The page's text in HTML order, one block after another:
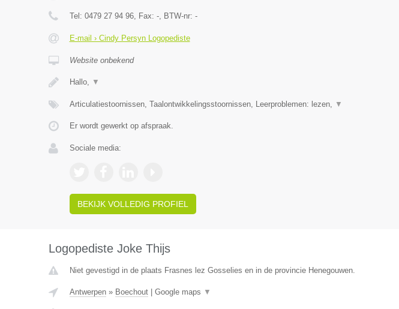
Tel: 0479 27 94 96, Fax: -, BTW-nr: -
E-mail › Cindy Persyn Logopediste
Website onbekend
Hallo, ▼
Articulatiestoornissen, Taalontwikkelingsstoornissen, Leerproblemen: lezen, ▼
Er wordt gewerkt op afspraak.
Sociale media:
BEKIJK VOLLEDIG PROFIEL
Logopediste Joke Thijs
Niet gevestigd in de plaats Frasnes lez Gosselies en in de provincie Henegouwen.
Antwerpen» Boechout| Google maps ▼